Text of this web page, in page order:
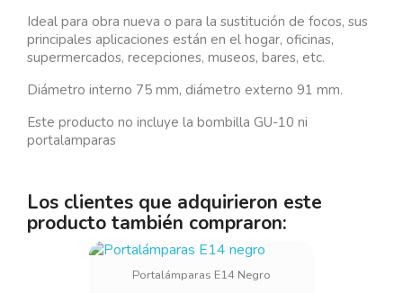
Ideal para obra nueva o para la sustitución de focos, sus
principales aplicaciones están en el hogar, oficinas,
supermercados, recepciones, museos, bares, etc.
Diámetro interno 75 mm, diámetro externo 91 mm.
Este producto no incluye la bombilla GU-10 ni
portalamparas
Los clientes que adquirieron este
producto también compraron:
Portalámparas E14 Negro